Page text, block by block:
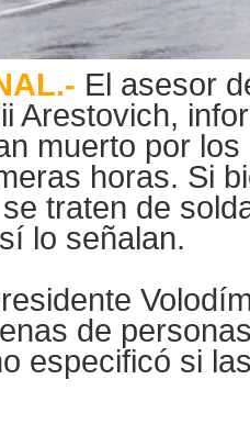
El asesor
Arestovich,
muerto por
horas. Si
traten de
lo señalan.
de
especificó si